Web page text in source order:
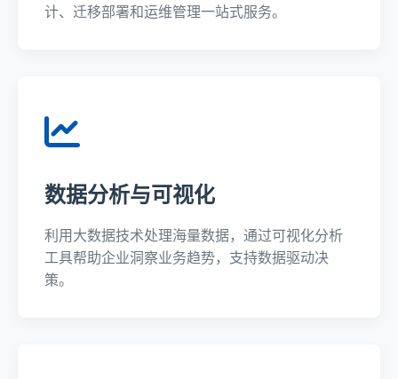
计、迁移部署和运维管理一站式服务。
数据分析与可视化
利用大数据技术处理海量数据，通过可视化分析
工具帮助企业洞察业务趋势，支持数据驱动决
策。